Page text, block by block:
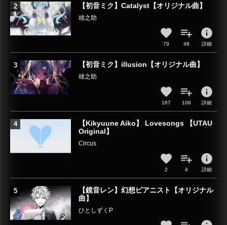
【初音ミク】Catalyst【オリジナル曲】
雄之助
79 48
info
詳細
【初音ミク】illusion【オリジナル曲】
雄之助
167 108
info
詳細
【Kikyuune Aiko】 Lovesongs 【UTAU
Original】
Circus
2 4
info
詳細
【鏡音レン】幻想ピアニスト【オリジナル
曲】
ひとしずくP